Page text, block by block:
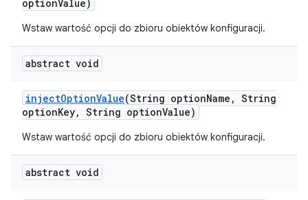
optionValue)
Wstaw wartość opcji do zbioru obiektów konfiguracji.
abstract void
injectOptionValue(String optionName , String
optionKey, String optionValue)
Wstaw wartość opcji do zbioru obiektów konfiguracji.
abstract void